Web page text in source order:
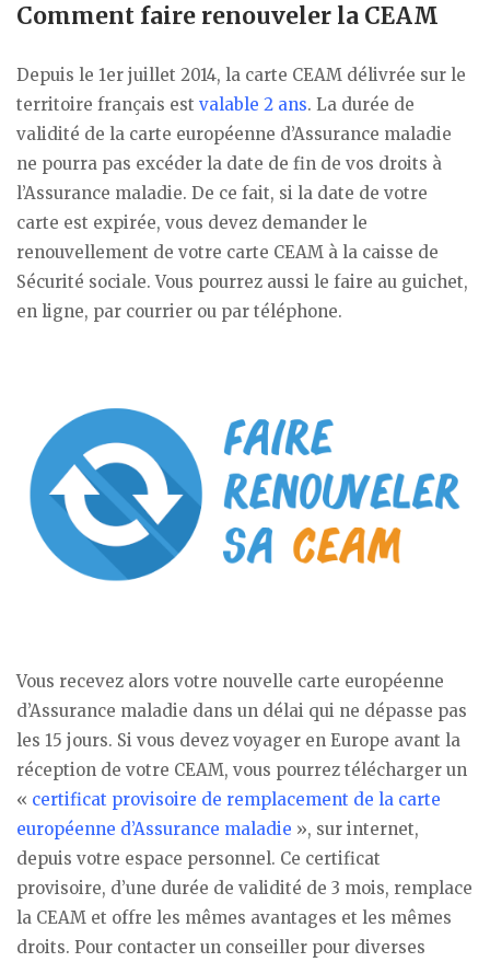
Comment faire renouveler la CEAM
Depuis le 1er juillet 2014, la carte CEAM délivrée sur le
territoire français est valable 2 ans. La durée de
validité de la carte européenne d’Assurance maladie
ne pourra pas excéder la date de fin de vos droits à
l’Assurance maladie. De ce fait, si la date de votre
carte est expirée, vous devez demander le
renouvellement de votre carte CEAM à la caisse de
Sécurité sociale. Vous pourrez aussi le faire au guichet,
en ligne, par courrier ou par téléphone.
Vous recevez alors votre nouvelle carte européenne
d’Assurance maladie dans un délai qui ne dépasse pas
les 15 jours. Si vous devez voyager en Europe avant la
réception de votre CEAM, vous pourrez télécharger un
« certificat provisoire de remplacement de la carte
européenne d’Assurance maladie », sur internet,
depuis votre espace personnel. Ce certificat
provisoire, d’une durée de validité de 3 mois, remplace
la CEAM et offre les mêmes avantages et les mêmes
droits. Pour contacter un conseiller pour diverses